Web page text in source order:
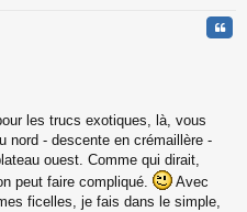
les trucs exotiques, là, vous
nord - descente en crémaillère -
ouest. Comme qui dirait,
peut faire compliqué.
Avec
ficelles, je fais dans le simple,